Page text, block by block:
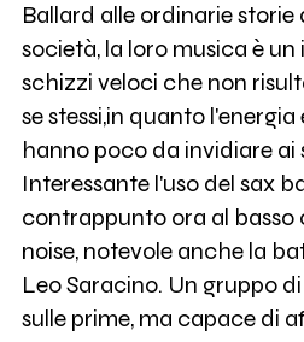
Ballard alle ordinarie
società, la loro musica è
schizzi veloci che non
se stessi,in quanto
hanno poco da invidiare ai
Interessante l'uso del sax
contrappunto ora al basso
noise, notevole anche la
Leo Saracino. Un gruppo
sulle prime, ma capace di